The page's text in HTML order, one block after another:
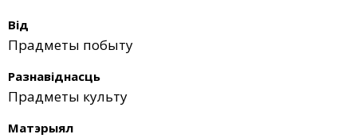
Від
Прадметы побыту
Разнавіднасць
Прадметы культу
Матэрыял